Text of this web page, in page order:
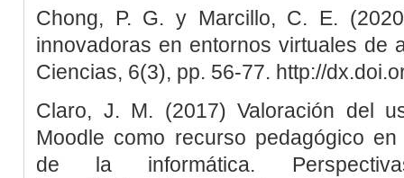
Chong, P. G. y Marcillo, C. E.
innovadoras en entornos virtuales de
Ciencias, 6(3), pp. 56-77. http://
Claro, J. M. (2017) Valoración del
Moodle como recurso pedagógico
de la informática.